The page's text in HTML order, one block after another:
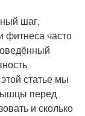
шаг,
фитнеса часто
статье мы
перед
и сколько